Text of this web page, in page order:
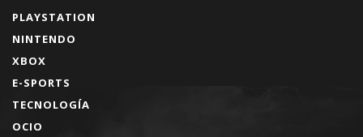
PLAYSTATION
NINTENDO
XBOX
E-SPORTS
TECNOLOGÍA
OCIO